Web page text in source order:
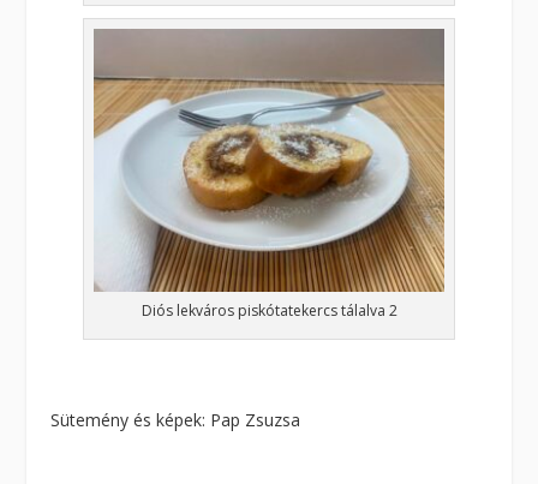
Diós lekváros piskótatekercs tálalva 2
Sütemény és képek: Pap Zsuzsa